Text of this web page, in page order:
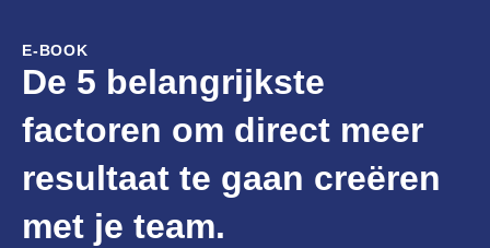
E-BOOK
De 5 belangrijkste
factoren om direct meer
resultaat te gaan creëren
met je team.